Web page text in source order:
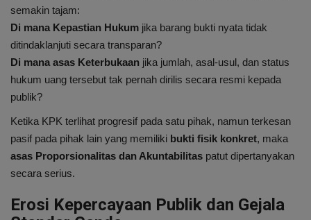
semakin tajam:
Di mana Kepastian Hukum jika barang bukti nyata tidak
ditindaklanjuti secara transparan?
Di mana asas Keterbukaan jika jumlah, asal-usul, dan status
hukum uang tersebut tak pernah dirilis secara resmi kepada
publik?
Ketika KPK terlihat progresif pada satu pihak, namun terkesan
pasif pada pihak lain yang memiliki bukti fisik konkret, maka
asas Proporsionalitas dan Akuntabilitas patut dipertanyakan
secara serius.
Erosi Kepercayaan Publik dan Gejala